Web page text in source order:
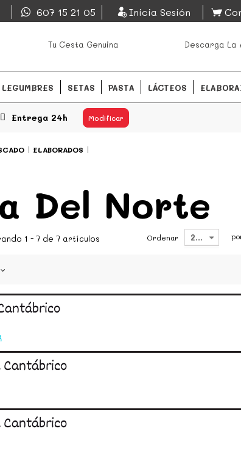
de
EsDeMercado.com
Barcelona y de productores locales.
607 15 21 05 Inicia Sesión
Tu Cesta Genuina Descarga La
LEGUMBRES SETAS PASTA LÁCTEOS
Entrega 24h Modificar
ELABORADOS
Del Norte
1 - 7 de 7 artículos Ordenar 24